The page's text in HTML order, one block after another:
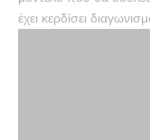
έχει κερδίσει